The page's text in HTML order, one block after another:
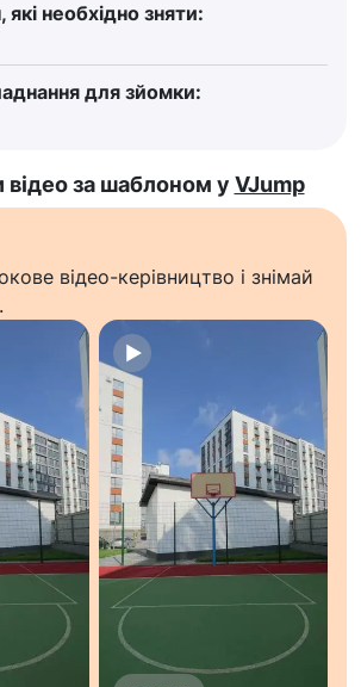
які необхідно зняти:
для зйомки:
відео за шаблоном у VJump
відео-керівництво і знімай